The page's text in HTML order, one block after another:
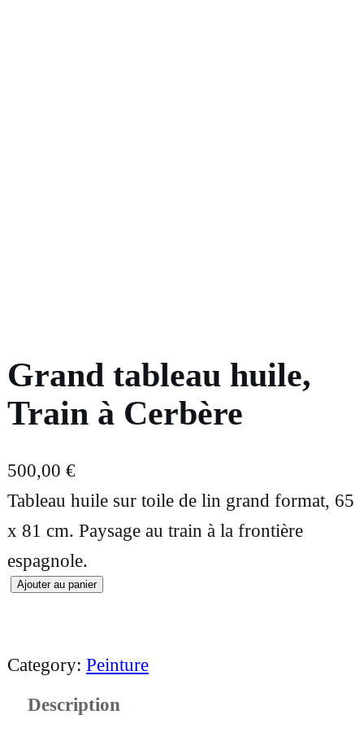
Grand tableau huile,
Train à Cerbère
500,00 €
Tableau huile sur toile de lin grand format, 65
x 81 cm. Paysage au train à la frontière
espagnole.
qAjouter au panier
Category: Peinture
Description